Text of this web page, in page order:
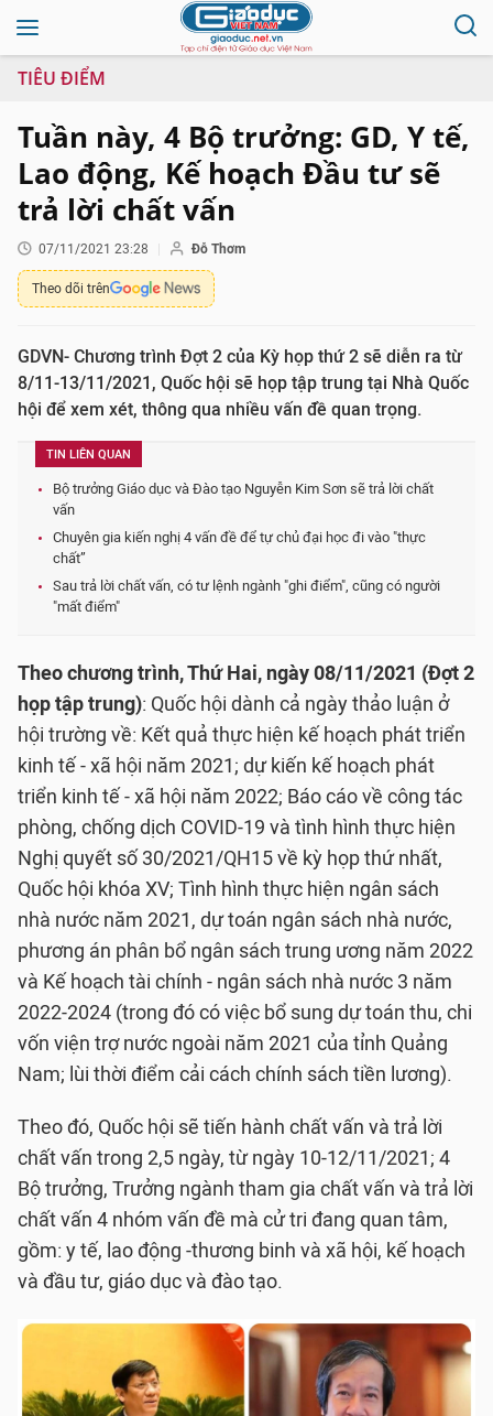
TIÊU ĐIỂM
Tuần này, 4 Bộ trưởng: GD, Y tế,
Lao động, Kế hoạch Đầu tư sẽ
trả lời chất vấn
07/11/2021 23:28 Đỗ Thơm
Theo dõi trên
GDVN- Chương trình Đợt 2 của Kỳ họp thứ 2 sẽ diễn ra từ
8/11-13/11/2021, Quốc hội sẽ họp tập trung tại Nhà Quốc
hội để xem xét, thông qua nhiều vấn đề quan trọng.
TIN LIÊN QUAN
Bộ trưởng Giáo dục và Đào tạo Nguyễn Kim Sơn sẽ trả lời chất
vấn
Chuyên gia kiến nghị 4 vấn đề để tự chủ đại học đi vào "thực
chất”
Sau trả lời chất vấn, có tư lệnh ngành "ghi điểm", cũng có người
"mất điểm"
Theo chương trình, Thứ Hai, ngày 08/11/2021 (Đợt 2
họp tập trung): Quốc hội dành cả ngày thảo luận ở
hội trường về: Kết quả thực hiện kế hoạch phát triển
kinh tế - xã hội năm 2021; dự kiến kế hoạch phát
triển kinh tế - xã hội năm 2022; Báo cáo về công tác
phòng, chống dịch COVID-19 và tình hình thực hiện
Nghị quyết số 30/2021/QH15 về kỳ họp thứ nhất,
Quốc hội khóa XV; Tình hình thực hiện ngân sách
nhà nước năm 2021, dự toán ngân sách nhà nước,
phương án phân bổ ngân sách trung ương năm 2022
và Kế hoạch tài chính - ngân sách nhà nước 3 năm
2022-2024 (trong đó có việc bổ sung dự toán thu, chi
vốn viện trợ nước ngoài năm 2021 của tỉnh Quảng
Nam; lùi thời điểm cải cách chính sách tiền lương).
Theo đó, Quốc hội sẽ tiến hành chất vấn và trả lời
chất vấn trong 2,5 ngày, từ ngày 10-12/11/2021; 4
Bộ trưởng, Trưởng ngành tham gia chất vấn và trả lời
chất vấn 4 nhóm vấn đề mà cử tri đang quan tâm,
gồm: y tế, lao động -thương binh và xã hội, kế hoạch
và đầu tư, giáo dục và đào tạo.